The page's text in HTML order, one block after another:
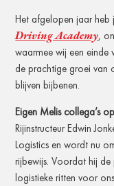
Het afgelopen jaar heb
Driving Academy,
waarmee wij een einde
de prachtige groei van
blijven bijbenen.
Eigen Melis collega’s
Rijinstructeur Edwin
Logistics en wordt nu
rijbewijs. Voordat hij de
logistieke ritten voor